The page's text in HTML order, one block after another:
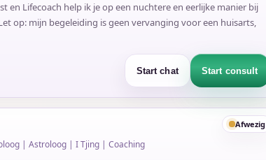
en Lifecoach help ik je op een nuchtere en eerlijke manier bij
op: mijn begeleiding is geen vervanging voor een huisarts,
Start chat Start consult
Afwezig
| Astroloog | I Tjing | Coaching